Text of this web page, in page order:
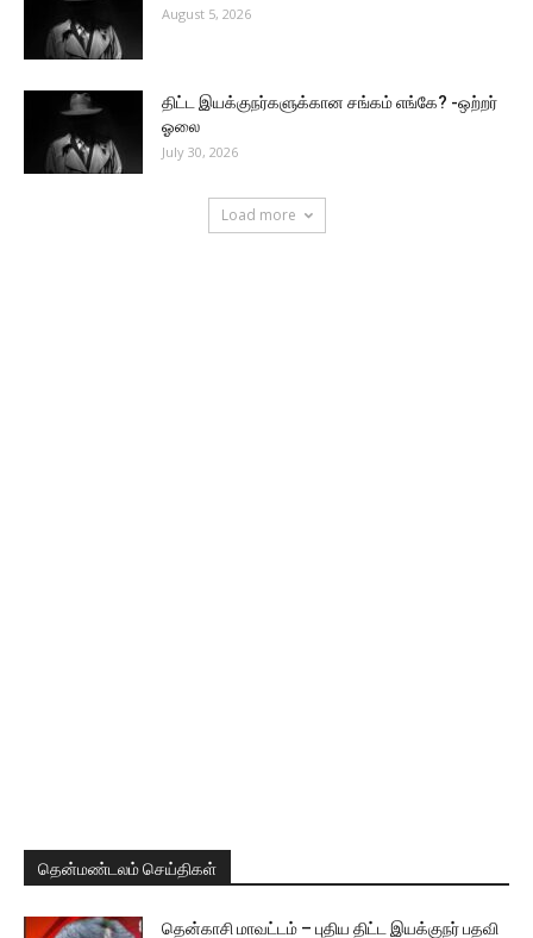
August 5, 2026
திட்ட இயக்குநர்களுக்கான சங்கம் எங்கே? -ஒற்றர்
ஓலை
July 30, 2026
Load more
தென்மண்டலம் செய்திகள்
தென்காசி மாவட்டம் – புதிய திட்ட இயக்குநர் பதவி